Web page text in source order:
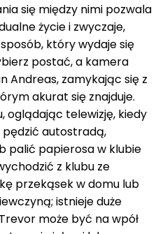
się między nimi pozwala
życie i zwyczaje,
który wydaje się
postać, a kamera
Andreas, zamykając się z
akurat się znajduje.
oglądając telewizję, kiedy
pędzić autostradą,
palić papierosa w klubie
z klubu ze
przekąsek w domu lub
istnieje duże
może być na wpół